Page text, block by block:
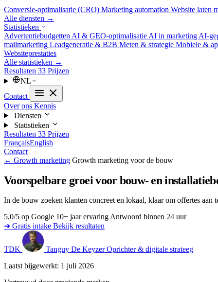
Conversie-optimalisatie (CRO) Marketing automation Website laten
Alle diensten →
Statistieken
Advertentiebudgetten AI & GEO-optimalisatie AI in marketing AI-
mailmarketing Leadgeneratie & B2B Meten & strategie Mobiele &
Websiteprestaties
Alle statistieken →
Resultaten 33 Prijzen
NL
Contact
Over ons Kennis
Diensten
Statistieken
Resultaten 33 Prijzen
FrançaisEnglish
Contact
← Growth marketing Growth marketing voor de bouw
Voorspelbare groei voor bouw- en
In de bouw zoeken klanten concreet en lokaal, klaar om offertes
5,0/5 op Google 10+ jaar ervaring Antwoord binnen 24 uur
➜ Gratis intake Bekijk resultaten
TDK Tanguy De Keyzer Oprichter & digitale strateeg
Laatst bijgewerkt: 1 juli 2026